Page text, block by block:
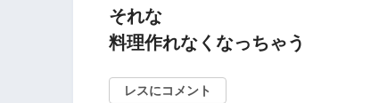
それな
料理作れなくなっちゃう
レスにコメント